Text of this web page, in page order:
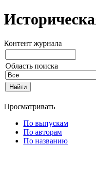
Контент журнала
Область поиска
Просматривать
По выпускам
По авторам
По названию